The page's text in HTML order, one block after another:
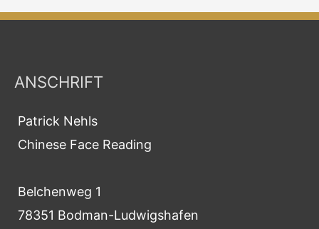
ANSCHRIFT
Patrick Nehls
Chinese Face Reading
Belchenweg 1
78351 Bodman-Ludwigshafen